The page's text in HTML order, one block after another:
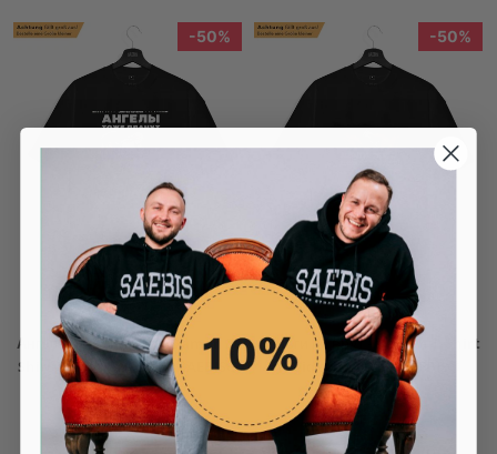
50%
Ангелы тоже плачут - Damen T-
Shirt Kleid schwarz by SAEBIS®
17,50€ 34,99€
Du sparst: 17,49€
50%
Деньги не врут - Damen T-Shirt
Kleid schwarz by SAEBIS®
17,50€ 34,99€
Du sparst: 17,49€